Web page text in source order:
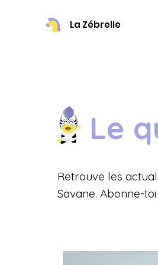
La Zébrelle
Le
Retrouve les
Savane. Abonne-